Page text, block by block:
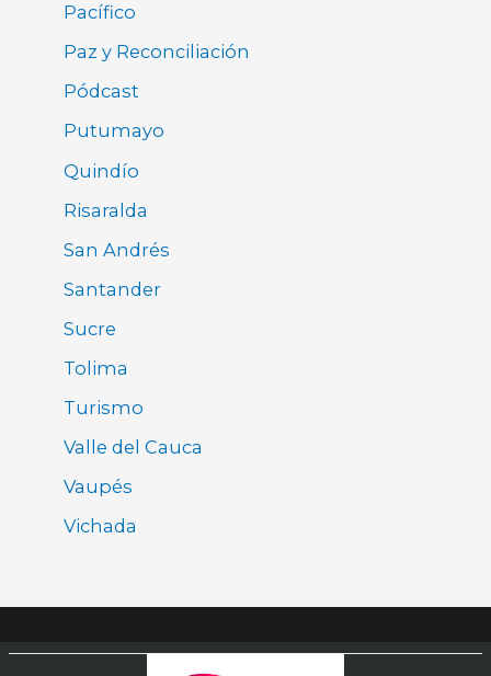
Pacífico
Paz y Reconciliación
Pódcast
Putumayo
Quindío
Risaralda
San Andrés
Santander
Sucre
Tolima
Turismo
Valle del Cauca
Vaupés
Vichada